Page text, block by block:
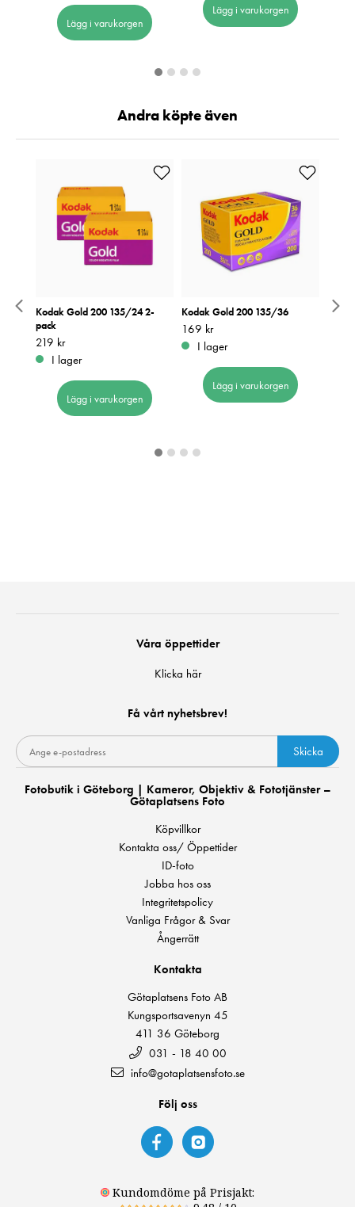
Lägg i varukorgen
Lägg i varukorgen
Andra köpte även
Kodak Gold 200 135/24 2-
pack
Pris: 219 kr
219 kr
I lager
Lägg i varukorgen
Kodak Gold 200 135/36
Pris: 169 kr
169 kr
I lager
Lägg i varukorgen
Våra öppettider
Klicka här
Få vårt nyhetsbrev!
Skicka
Fotobutik i Göteborg | Kameror, Objektiv & Fototjänster –
Götaplatsens Foto
Köpvillkor
Kontakta oss/ Öppettider
ID-foto
Jobba hos oss
Integritetspolicy
Vanliga Frågor & Svar
Ångerrätt
Kontakta
Götaplatsens Foto AB
Kungsportsavenyn 45
411 36 Göteborg
031 - 18 40 00
info@gotaplatsensfoto.se
Följ oss